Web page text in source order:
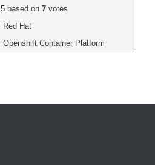
5based on 7votes
Red Hat
Openshift Container Platform